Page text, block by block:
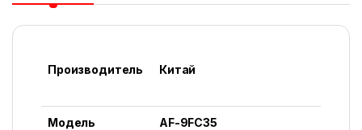
Производитель Китай
Модель AF-9FC35